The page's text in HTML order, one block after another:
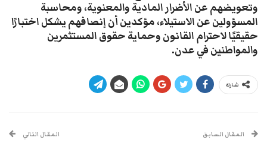
وتعويضهم عن الأضرار المادية والمعنوية، ومحاسبة
المسؤولين عن الاستيلاء، مؤكدين أن إنصافهم يشكل اختبارًا
حقيقيًا لاحترام القانون وحماية حقوق المستثمرين
والمواطنين في عدن.
شارك
المقال السابق المقال التالي